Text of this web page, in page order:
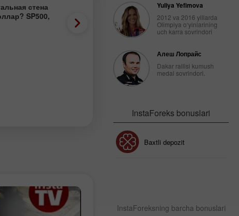
стена
SP500,
03.08.2026: Такого
не видел 15 лет! И вот
EUR, Brent, RUB
2026-08-03 15:15 UTC+3
Yuliya Yefimova
2012 va 2016 yillarda
Olimpiya o‘yinlarining
uch karra sovrindori
Алеш Лопрайс
Dakar rallisi kumush
medal sovrindori.
InstaForeks bonuslari
Baxtli depozit
InstaForeksning barcha bonuslari